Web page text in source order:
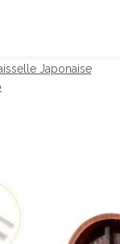
Japonaise